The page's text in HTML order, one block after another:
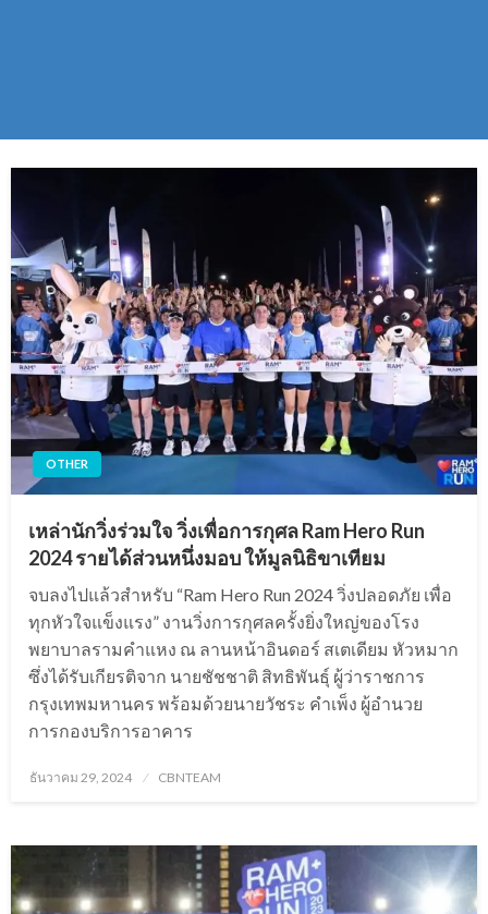
OTHER
เหล่านักวิ่งร่วมใจ วิ่งเพื่อการกุศล Ram Hero Run
2024 รายได้ส่วนหนึ่งมอบ ให้มูลนิธิขาเทียม
จบลงไปแล้วสำหรับ “Ram Hero Run 2024 วิ่งปลอดภัย เพื่อ
ทุกหัวใจแข็งแรง” งานวิ่งการกุศลครั้งยิ่งใหญ่ของโรง
พยาบาลรามคำแหง ณ ลานหน้าอินดอร์ สเตเดียม หัวหมาก
ซึ่งได้รับเกียรติจาก นายชัชชาติ สิทธิพันธุ์ ผู้ว่าราชการ
กรุงเทพมหานคร พร้อมด้วยนายวัชระ คำเพ็ง ผู้อำนวย
การกองบริการอาคาร
Posted
ธันวาคม 29, 2024 CBNTEAM